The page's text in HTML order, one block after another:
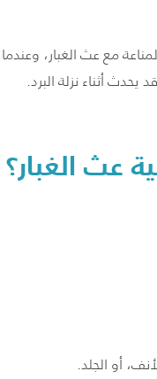
مع عث الغبار،
أثناء نزلة البرد.
الغبار؟
أو الجلد.